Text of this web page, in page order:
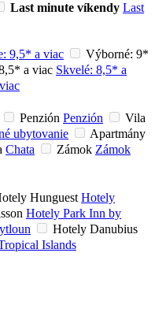
Last minute víkendy Last
9,5* a viac
Výborné: 9*
a viac Skvelé: 8,5* a
Penzión Penzión
Vila
ubytovanie
Apartmány
Chata Zámok Zámok
Hunguest Hotely
Hotely Park Inn by
Hotely Danubius
Islands